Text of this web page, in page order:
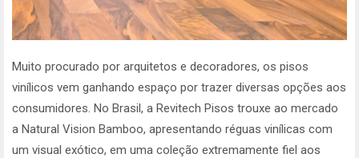
Muito procurado por arquitetos e decoradores, os pisos
vinílicos vem ganhando espaço por trazer diversas opções aos
consumidores. No Brasil, a Revitech Pisos trouxe ao mercado
a Natural Vision Bamboo, apresentando réguas vinílicas com
um visual exótico, em uma coleção extremamente fiel aos